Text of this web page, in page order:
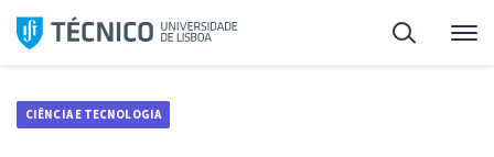
Saltar
para
Pesquisa
CIÊNCIA E TECNOLOGIA